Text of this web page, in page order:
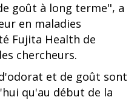
goût à long terme", a
en maladies
Fujita Health de
chercheurs.
et de goût sont
qu'au début de la